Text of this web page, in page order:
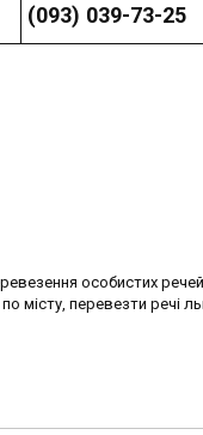
(093) 039-73-25
особистих
місту, перевезти речі